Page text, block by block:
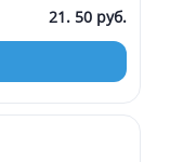
21. 50 руб.